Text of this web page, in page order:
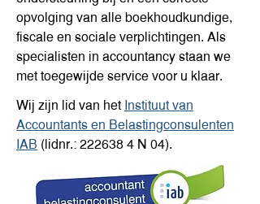
opvolging van alle boekhoudkundige,
fiscale en sociale verplichtingen. Als
specialisten in accountancy staan we
met toegewijde service voor u klaar.
Wij zijn lid van het Instituut van
Accountants en Belastingconsulenten
IAB (lidnr.: 222638 4 N 04).